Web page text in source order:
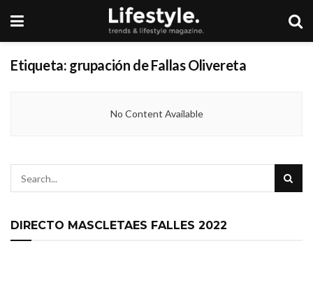
Etiqueta: grupación de Fallas Olivereta
No Content Available
DIRECTO MASCLETAES FALLES 2022